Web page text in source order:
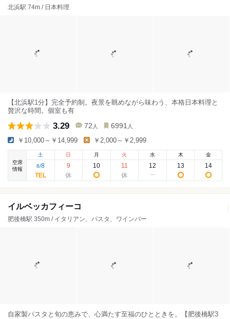
北浜駅 74m / 日本料理
【北浜駅1分】完全予約制。夜景を眺めながら味わう、本格日本料理と
贅沢な時間。個室も有
3.29 72 人 6991 人
￥10,000～￥14,999 ￥2,000～￥2,999
空席
情報
土
8/8
日
9
月
10
火
11
水
12
木
13
金
14
イルベッカフィーコ
肥後橋駅 350m / イタリアン、パスタ、ワインバー
自家製パスタと旬の恵みで、心満たす至福のひとときを。【肥後橋駅3